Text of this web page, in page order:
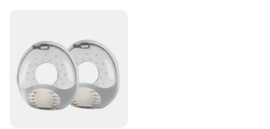
catering to various needs
Performance and Property: Ensures safety and
hygiene in nursing environments
Parts and Accessories: Complete sets with all
necessary components
Features: